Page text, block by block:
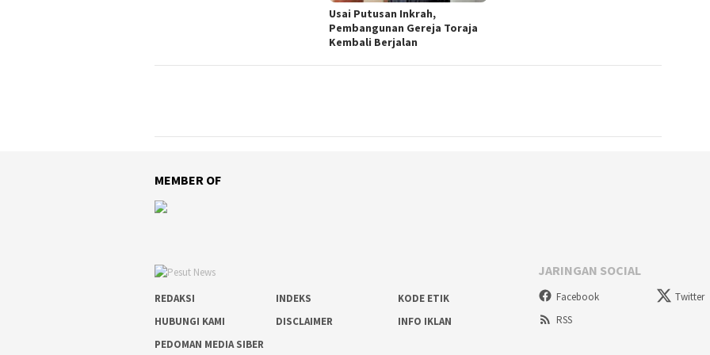
Usai Putusan Inkrah,
Pembangunan Gereja Toraja
Kembali Berjalan
MEMBER OF
REDAKSI INDEKS
KODE ETIK
HUBUNGI KAMI
DISCLAIMER
INFO IKLAN
PEDOMAN MEDIA SIBER
JARINGAN SOCIAL
Facebook Twitter
RSS